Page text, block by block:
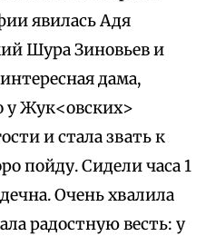
явилась Адя
Шура Зиновьев и
дама,
у Жук<овских>
и стала звать к
пойду. Сидели часа 1
Очень хвалила
радостную весть: у